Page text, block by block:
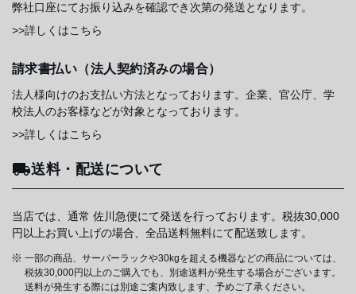
弊社口座にてお振り込みを確認でき次第の発送となります。
>>詳しくはこちら
請求書払い（法人契約済みの場合）
法人様向けのお支払い方法となっております。企業、官公庁、学
校法人のお客様などが対象となっております。
>>詳しくはこちら
送料・配送について
当店では、通常 佐川急便にて発送を行っております。税抜30,000
円以上お買い上げの場合、全品送料無料にて配送致します。
一部の商品、サーバーラックや30kgを超える機器などの商品については、
税抜30,000円以上のご購入でも、別途送料が発生する場合がございます。
送料が発生する際には別途ご案内致します、予めご了承ください。